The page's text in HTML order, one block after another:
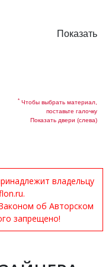
Показать
* Чтобы выбрать материал,
поставьте галочку
Показать двери (слева)
владельцу
об Авторском
запрещено!